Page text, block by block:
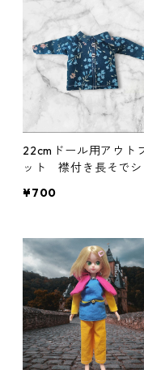
22cmドール用アウト
ット 襟付き長そでシ
ル リアルクローズ
¥700